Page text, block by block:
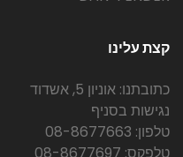
קצת עלינו
כתובתנו: אוניון 5, אשדוד
נגישות בסניף
טלפון: 08-8677663
טלפקס: 08-8677697